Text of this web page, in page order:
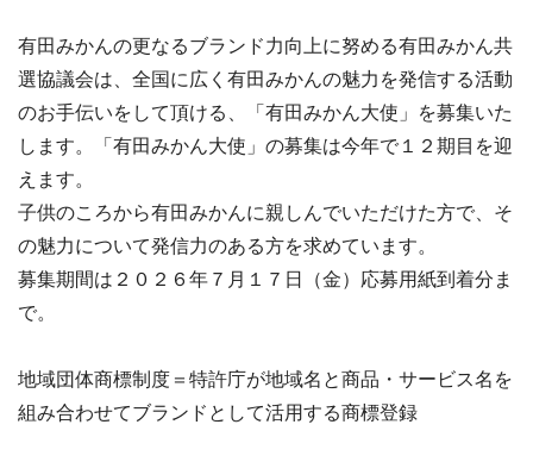
有田みかんの更なるブランド力向上に努める有田みかん共
選協議会は、全国に広く有田みかんの魅力を発信する活動
のお手伝いをして頂ける、「有田みかん大使」を募集いた
します。「有田みかん大使」の募集は今年で１２期目を迎
えます。
子供のころから有田みかんに親しんでいただけた方で、そ
の魅力について発信力のある方を求めています。
募集期間は２０２６年７月１７日（金）応募用紙到着分ま
で。
地域団体商標制度＝特許庁が地域名と商品・サービス名を
組み合わせてブランドとして活用する商標登録